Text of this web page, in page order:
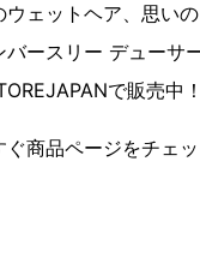
ウェットヘア、思いの
バースリー デューサ
で販売中！
ぐ商品ページをチェ